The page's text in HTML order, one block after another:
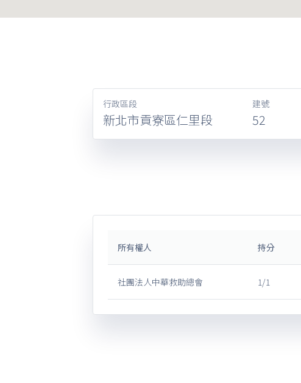
行政區段
新北市貢寮區仁里段
建號
52
所有權人 持分
社團法人中華救助總會 1/1